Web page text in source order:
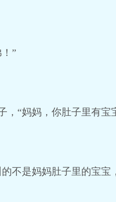
”
“妈妈，你肚子里有宝
的不是妈妈肚子里的